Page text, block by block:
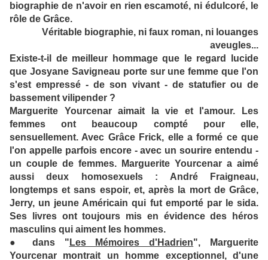
biographie de n'avoir en rien escamoté, ni édulcoré, le
rôle de Grâce.
Véritable biographie, ni faux roman, ni louanges
aveugles...
Existe-t-il de meilleur hommage que le regard lucide
que Josyane Savigneau porte sur une femme que l'on
s'est empressé - de son vivant - de statufier ou de
bassement vilipender ?
Marguerite Yourcenar aimait la vie et l'amour. Les
femmes ont beaucoup compté pour elle,
sensuellement. Avec Grâce Frick, elle a formé ce que
l'on appelle parfois encore - avec un sourire entendu -
un couple de femmes. Marguerite Yourcenar a aimé
aussi deux homosexuels : André Fraigneau,
longtemps et sans espoir, et, après la mort de Grâce,
Jerry, un jeune Américain qui fut emporté par le sida.
Ses livres ont toujours mis en évidence des héros
masculins qui aiment les hommes.
● dans " Les Mémoires d'Hadrien", Marguerite
Yourcenar montrait un homme exceptionnel, d'une